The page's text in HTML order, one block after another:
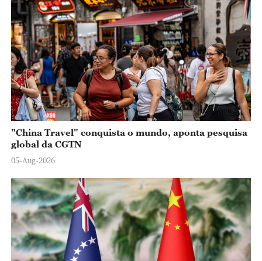
"China Travel" conquista o mundo, aponta pesquisa
global da CGTN
05-Aug-2026